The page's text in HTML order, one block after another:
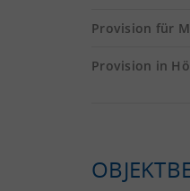
Provision für
Provision in